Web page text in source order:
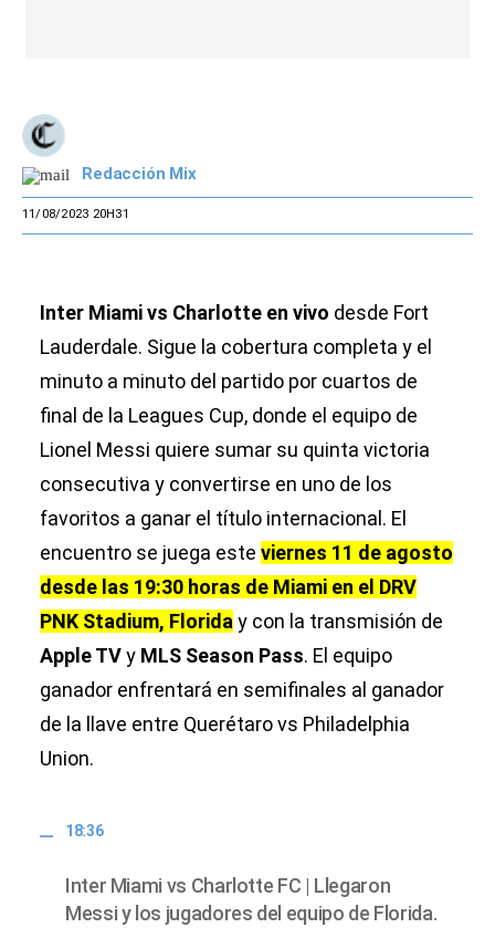
Redacción Mix
11/08/2023 20H31
Inter Miami vs Charlotte en vivo desde Fort
Lauderdale. Sigue la cobertura completa y el
minuto a minuto del partido por cuartos de
final de la Leagues Cup, donde el equipo de
Lionel Messi quiere sumar su quinta victoria
consecutiva y convertirse en uno de los
favoritos a ganar el título internacional. El
encuentro se juega este viernes 11 de agosto
desde las 19:30 horas de Miami en el DRV
PNK Stadium, Floriday con la transmisión de
Apple TVy MLS Season Pass. El equipo
ganador enfrentará en semifinales al ganador
de la llave entre Querétaro vs Philadelphia
Union.
18:36
Inter Miami vs Charlotte FC | Llegaron
Messi y los jugadores del equipo de Florida.